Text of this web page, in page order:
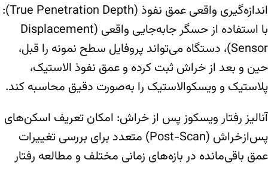
اندازه‌گیری واقعی عمق نفوذ (True Penetration Depth):
با استفاده از حسگر جابه‌جایی واقعی (Displacement
Sensor)، دستگاه می‌تواند پروفایل سطح نمونه را قبل،
حین و بعد از خراش ثبت کرده و عمق نفوذ الاستیک،
پلاستیک و ویسکوالاستیک را به‌صورت دقیق محاسبه کند.
آنالیز رفتار ویسکوز پس از خراش: امکان تعریف اسکن‌های
پس‌از‌خراش (Post-Scan) متعدد برای بررسی تغییرات
عمق باقی‌مانده در بازه‌های زمانی مختلف و مطالعه رفتار